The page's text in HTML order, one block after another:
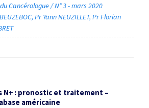
Cancérologue / N° 3 - mars 2020
Pr Yann NEUZILLET Pr Florian
N+ : pronostic et traitement –
américaine